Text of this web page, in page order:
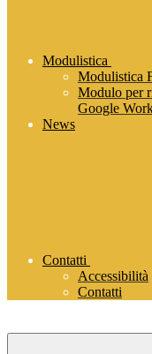
Modulistica
Modulistica
Modulo per
Google
News
Contatti
Accessibilità
Contatti